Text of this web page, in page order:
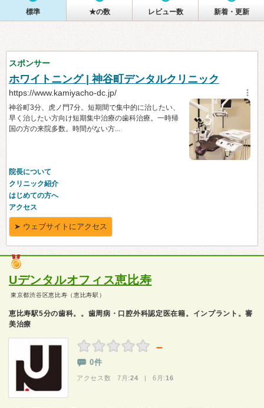
標準 ★の数 レビュー数 新着・更新
Uデンタルオフィス恵比寿
東京都渋谷区恵比寿（恵比寿駅）
恵⽐寿駅5分の歯科。。歯周病・口腔外科認定医在籍。インプラント。審
美治療
－
0件
アクセス数 7月:24 | 6月: 16